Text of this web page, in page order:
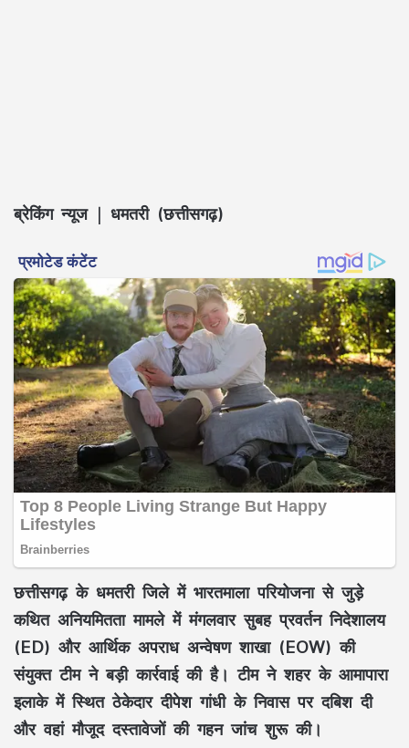
ब्रेकिंग न्यूज | धमतरी (छत्तीसगढ़)
छत्तीसगढ़ के धमतरी जिले में भारतमाला परियोजना से जुड़े
कथित अनियमितता मामले में मंगलवार सुबह प्रवर्तन निदेशालय
(ED) और आर्थिक अपराध अन्वेषण शाखा (EOW) की
संयुक्त टीम ने बड़ी कार्रवाई की है। टीम ने शहर के आमापारा
इलाके में स्थित ठेकेदार दीपेश गांधी के निवास पर दबिश दी
और वहां मौजूद दस्तावेजों की गहन जांच शुरू की।